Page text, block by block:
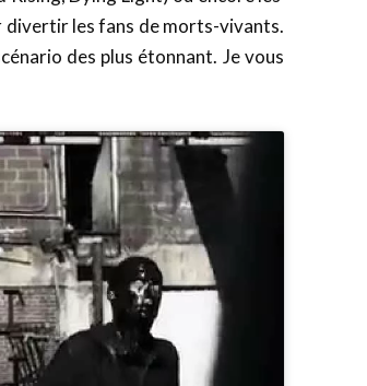
divertir les fans de morts-vivants.
des plus étonnant. Je vous